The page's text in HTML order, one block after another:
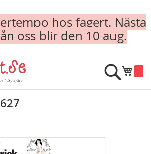
hos fagert. Nästa
oss blir den 10 aug.
Min
Sök